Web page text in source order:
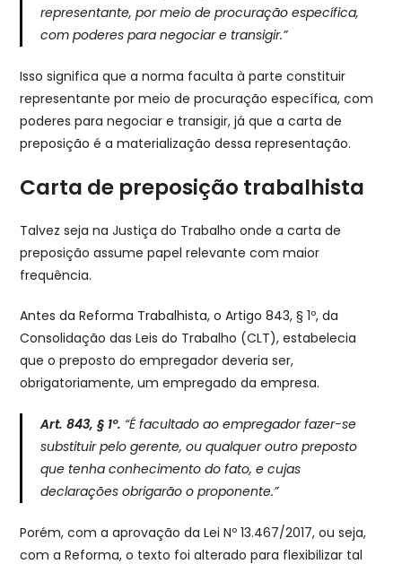
representante, por meio de procuração específica,
com poderes para negociar e transigir.”
Isso significa que a norma faculta à parte constituir
representante por meio de procuração específica, com
poderes para negociar e transigir, já que a carta de
preposição é a materialização dessa representação.
Carta de preposição trabalhista
Talvez seja na Justiça do Trabalho onde a carta de
preposição assume papel relevante com maior
frequência.
Antes da Reforma Trabalhista, o Artigo 843, § 1º, da
Consolidação das Leis do Trabalho (CLT), estabelecia
que o preposto do empregador deveria ser,
obrigatoriamente, um empregado da empresa.
Art. 843, § 1º. “É facultado ao empregador fazer-se
substituir pelo gerente, ou qualquer outro preposto
que tenha conhecimento do fato, e cujas
declarações obrigarão o proponente.”
Porém, com a aprovação da Lei Nº 13.467/2017, ou seja,
com a Reforma, o texto foi alterado para flexibilizar tal